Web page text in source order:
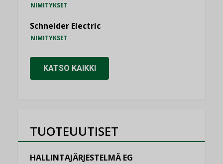
NIMITYKSET
Schneider Electric
NIMITYKSET
KATSO KAIKKI
TUOTEUUTISET
HALLINTAJÄRJESTELMÄ EG